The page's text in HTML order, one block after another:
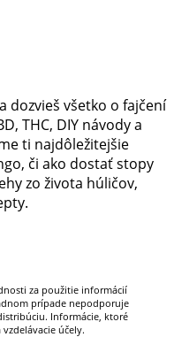
dozvieš všetko o fajčení
THC, DIY návody a
ti najdôležitejšie
či ako dostať stopy
zo života húličov,
za použitie informácií
prípade nepodporuje
Informácie, ktoré
účely.